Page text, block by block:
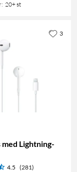
: 20+ st
med Lightning-
4.5 (281)
3